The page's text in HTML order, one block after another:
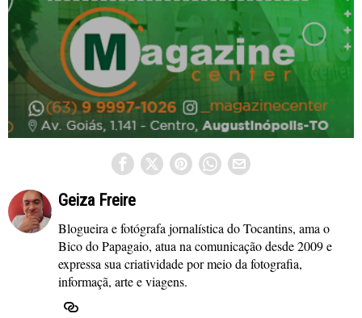
Geiza Freire
Blogueira e fotógrafa jornalística do Tocantins, ama o
Bico do Papagaio, atua na comunicação desde 2009 e
expressa sua criatividade por meio da fotografia,
informaçã, arte e viagens.